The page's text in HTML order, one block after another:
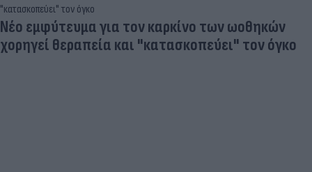
Νέο εμφύτευμα για τον καρκίνο των ωοθηκών
χορηγεί θεραπεία και "κατασκοπεύει" τον όγκο